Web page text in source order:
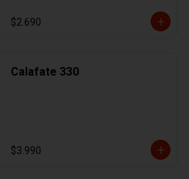
$2.690
Calafate 330
$3.990